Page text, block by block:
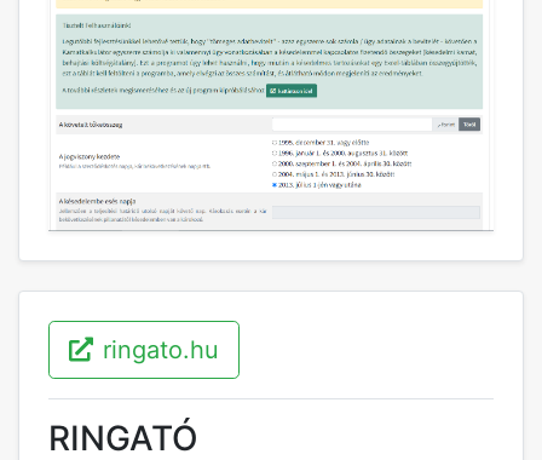
ringato.hu
RINGATÓ